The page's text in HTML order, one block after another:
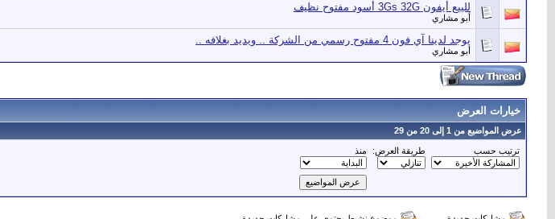
للييع أيفون 3Gs 32G أسود مفتوح نظيف
أبو مشاري
يوجد لدينا آي فون 4 مفتوح رسمي من الشركة .. ويديد بغلافه ..
أبو مشاري
خيارات العرض
عرض المواضيع من 1 إلى 20 من 29
ترتيب حسب طريقة العرض: منذ